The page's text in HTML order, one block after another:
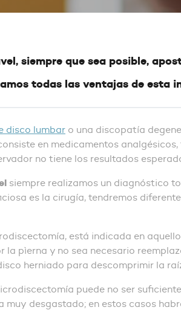
siempre que sea posible,
todas las ventajas de esta
disco lumbar o una discopatía
en medicamentos
no tiene los resultados
siempre realizamos un diagnóstico
es la cirugía, tendremos
está indicada en
la pìerna y no sea necesario
herniado para descomprimir la
puede no ser
muy desgastado; en estos casos